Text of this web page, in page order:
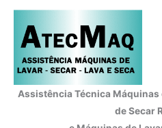
Assistência Técnica Máquinas
de Secar